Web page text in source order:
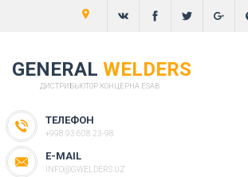
GENERAL WELDERS
ДИСТРИБЬЮТОР КОНЦЕРНА ESAB
ТЕЛЕФОН
+998 93 608 23-98
E-MAIL
INFO@GWELDERS.UZ